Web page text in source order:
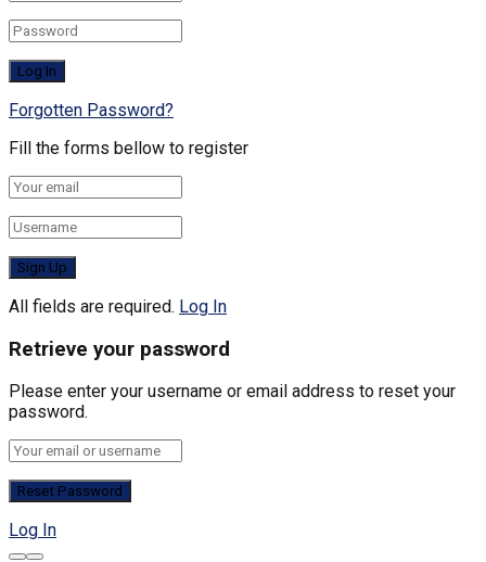
Forgotten Password?
Fill the forms bellow to register
All fields are required. Log In
Retrieve your password
Please enter your username or email address to reset your
password.
Log In